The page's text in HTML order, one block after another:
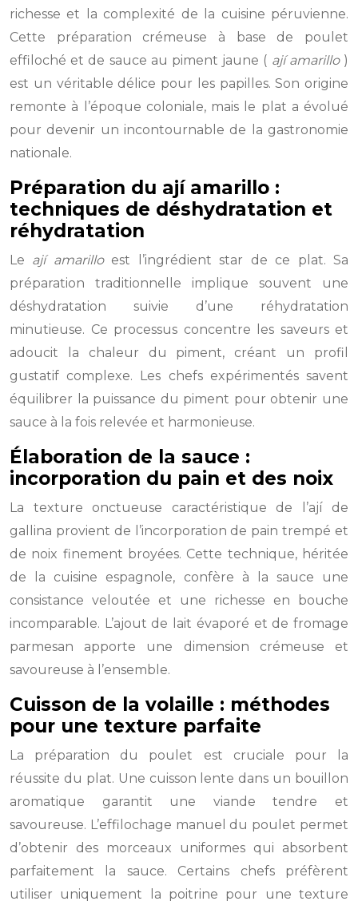
richesse et la complexité de la cuisine péruvienne.
Cette préparation crémeuse à base de poulet
effiloché et de sauce au piment jaune ( ají amarillo )
est un véritable délice pour les papilles. Son origine
remonte à l’époque coloniale, mais le plat a évolué
pour devenir un incontournable de la gastronomie
nationale.
Préparation du ají amarillo :
techniques de déshydratation et
réhydratation
Le ají amarillo est l’ingrédient star de ce plat. Sa
préparation traditionnelle implique souvent une
déshydratation suivie d’une réhydratation
minutieuse. Ce processus concentre les saveurs et
adoucit la chaleur du piment, créant un profil
gustatif complexe. Les chefs expérimentés savent
équilibrer la puissance du piment pour obtenir une
sauce à la fois relevée et harmonieuse.
Élaboration de la sauce :
incorporation du pain et des noix
La texture onctueuse caractéristique de l’ají de
gallina provient de l’incorporation de pain trempé et
de noix finement broyées. Cette technique, héritée
de la cuisine espagnole, confère à la sauce une
consistance veloutée et une richesse en bouche
incomparable. L’ajout de lait évaporé et de fromage
parmesan apporte une dimension crémeuse et
savoureuse à l’ensemble.
Cuisson de la volaille : méthodes
pour une texture parfaite
La préparation du poulet est cruciale pour la
réussite du plat. Une cuisson lente dans un bouillon
aromatique garantit une viande tendre et
savoureuse. L’effilochage manuel du poulet permet
d’obtenir des morceaux uniformes qui absorbent
parfaitement la sauce. Certains chefs préfèrent
utiliser uniquement la poitrine pour une texture